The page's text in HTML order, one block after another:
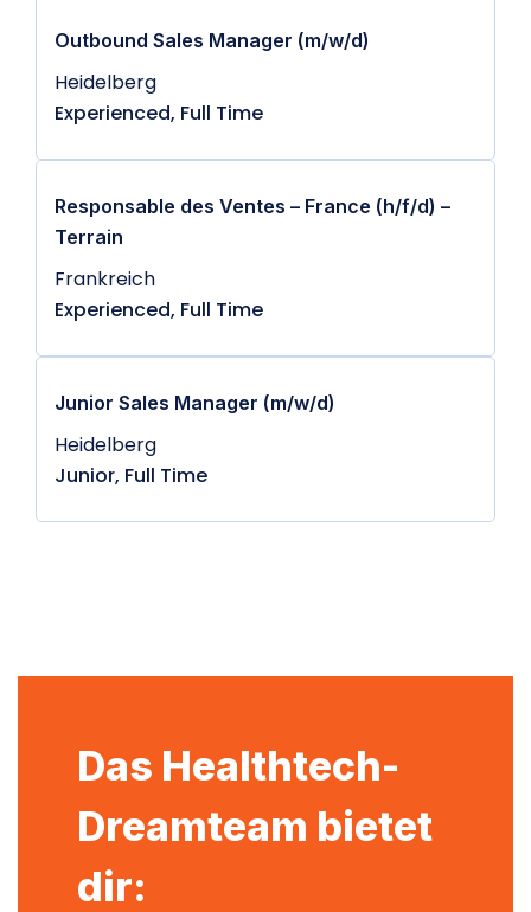
Outbound Sales Manager (m/w/d)
Heidelberg
Experienced, Full Time
Responsable des Ventes – France (h/f/d) –
Terrain
Frankreich
Experienced, Full Time
Junior Sales Manager (m/w/d)
Heidelberg
Junior, Full Time
Das Healthtech-
Dreamteam bietet
dir: